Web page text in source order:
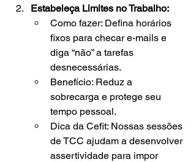
Estabeleça Limites no Trabalho:
Como fazer: Defina horários
fixos para checar e-mails e
diga “não” a tarefas
desnecessárias.
Benefício: Reduz a
sobrecarga e protege seu
tempo pessoal.
Dica da Cefit: Nossas sessões
de TCC ajudam a desenvolver
assertividade para impor